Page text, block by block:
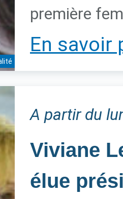
première
En savoir
A partir du
Viviane
élue